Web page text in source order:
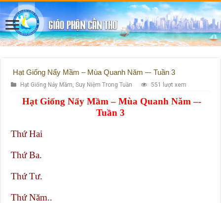
Hạt Giống Nẩy Mầm – Mùa Quanh Năm –- Tuần 3
Hạt Giống Nảy Mầm ,Suy Niệm Trong Tuần 551 lượt xem
Hạt Giống Nẩy Mầm – Mùa Quanh Năm –-
Tuần 3
Thứ Hai
Thứ Ba.
Thứ Tư.
Thứ Năm..